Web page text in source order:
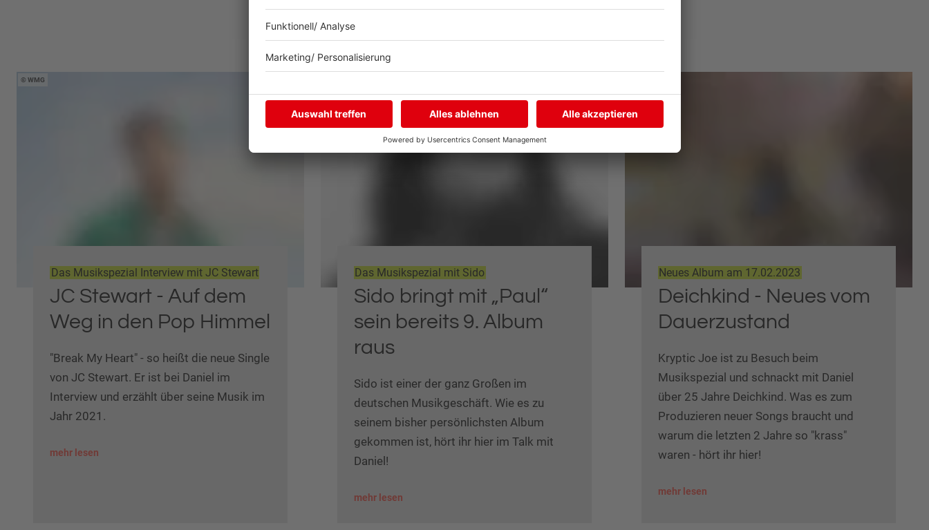
WMG
Das Musikspezial Interview mit JC Stewart
JC Stewart - Auf dem
Weg in den Pop Himmel
"Break My Heart" - so heißt die neue Single
von JC Stewart. Er ist bei Daniel im
Interview und erzählt über seine Musik im
Jahr 2021.
mehr lesen
Das Musikspezial mit Sido
Sido bringt mit „Paul“
sein bereits 9. Album
raus
Sido ist einer der ganz Großen im
deutschen Musikgeschäft. Wie es zu
seinem bisher persönlichsten Album
gekommen ist, hört ihr hier im Talk mit
Daniel!
mehr lesen
Neues Album am 17.02.2023
Deichkind - Neues vom
Dauerzustand
Kryptic Joe ist zu Besuch beim
Musikspezial und schnackt mit Daniel
über 25 Jahre Deichkind. Was es zum
Produzieren neuer Songs braucht und
warum die letzten 2 Jahre so "krass"
waren - hört ihr hier!
mehr lesen